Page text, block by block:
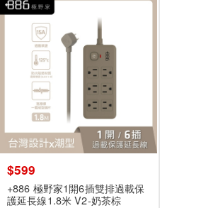
$599
+886 極野家1開6插雙排過載保
護延長線1.8米 V2-奶茶棕